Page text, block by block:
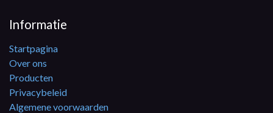
Informatie
Startpagina
Over ons
Producten
Privacybeleid
Algemene voorwaarden